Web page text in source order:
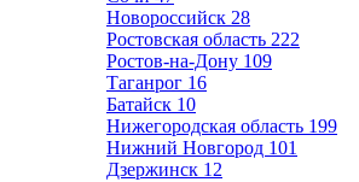
Новороссийск 28
Ростовская область 222
Ростов-на-Дону 109
Таганрог 16
Батайск 10
Нижегородская область 199
Нижний Новгород 101
Дзержинск 12